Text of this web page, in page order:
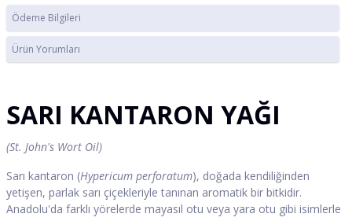
Ödeme Bilgileri
Ürün Yorumları
SARI KANTARON YAĞI
(St. John's Wort Oil)
Sarı kantaron (Hypericum perforatum), doğada kendiliğinden
yetişen, parlak sarı çiçekleriyle tanınan aromatik bir bitkidir.
Anadolu'da farklı yörelerde mayasıl otu veya yara otu gibi isimlerle